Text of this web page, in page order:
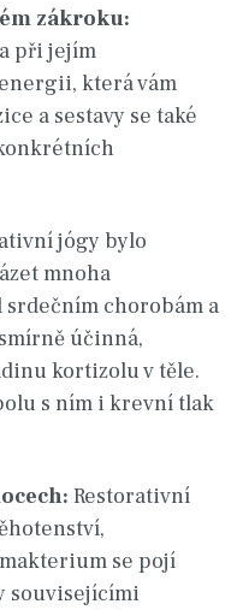
zákroku:
při jejím
která vám
a sestavy se také
jógy bylo
mnoha
chorobám a
účinná,
kortizolu v těle.
s ním i krevní tlak
Restorativní
se pojí
souvisejícími